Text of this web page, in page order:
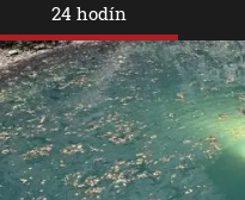
24 hodín